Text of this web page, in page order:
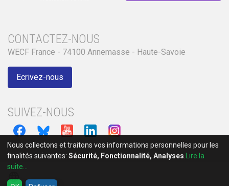
CONTACTEZ-NOUS
WECF France - 74100 Annemasse - Haute-Savoie
Ecrivez-nous
SUIVEZ-NOUS
language
Nous collectons et traitons vos informations personnelles pour les
finalités suivantes: Sécurité, Fonctionnalité, Analyses
Lire la
suite...